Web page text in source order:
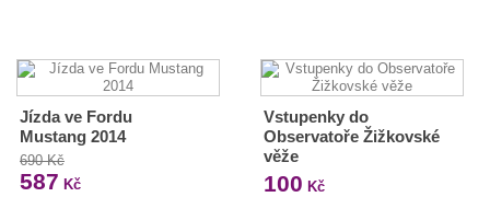
Jízda ve Fordu
Mustang 2014
690 Kč
587 Kč
Vstupenky do
Observatoře Žižkovské
věže
100 Kč